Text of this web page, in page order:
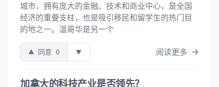
城市，拥有庞大的金融、技术和商业中心，是全国
经济的重要支柱，也是吸引移民和留学生的热门目
的地之一。温哥华是另一个
同意 0 阅读更多
加拿大的科技产业是否领先？